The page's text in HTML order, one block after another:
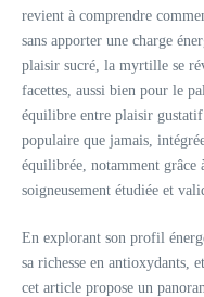
revient à comprendre
sans apporter une charge
plaisir sucré, la myrtille se
facettes, aussi bien pour le
équilibre entre plaisir
populaire que jamais,
équilibrée, notamment grâce
soigneusement étudiée et
En explorant son profil
sa richesse en antioxydants,
cet article propose un